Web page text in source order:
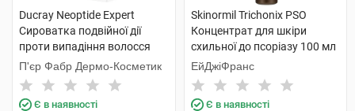
Ducray Neoptide Expert
Сироватка подвійної дії
проти випадіння волосся
2x50 мл 1 набір
П'єр Фабр Дермо-Косметик
Є в наявності
Skinormil Trichonix РSО
Концентрат для шкіри
схильної до псоріазу 100 мл
1 флакон
ЕйДжіФранс
Є в наявності